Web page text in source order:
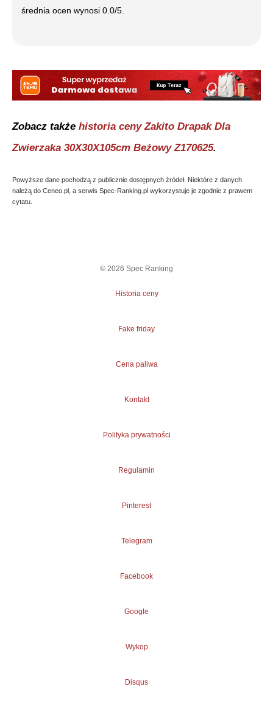
średnia ocen wynosi 0.0/5.
Zobacz także historia cenyZakito Drapak Dla
Zwierzaka 30X30X105cm Beżowy Z170625.
Powyższe dane pochodzą z publicznie dostępnych źródeł. Niektóre z danych
należą do Ceneo.pl, a serwis Spec-Ranking.pl wykorzystuje je zgodnie z prawem
cytatu.
© 2026 Spec Ranking
Historia ceny
Fake friday
Cena paliwa
Kontakt
Polityka prywatności
Regulamin
Pinterest
Telegram
Facebook
Google
Wykop
Disqus